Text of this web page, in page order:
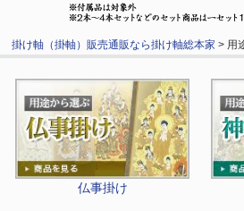
掛け軸（掛軸）販売通販なら掛け軸総本家 > 用
仏事掛け